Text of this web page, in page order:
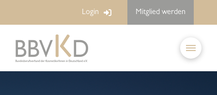
Login Mitglied werden